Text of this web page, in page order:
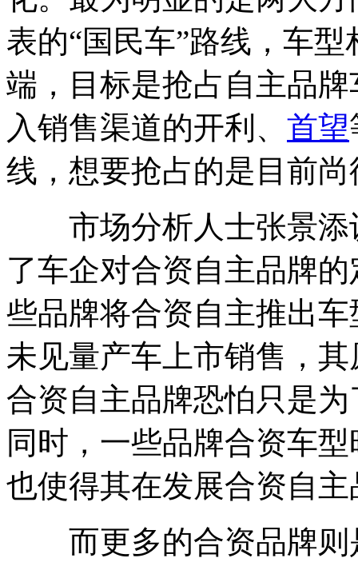
表的“国民车”路线，车
端，目标是抢占自主品
入销售渠道的开利、 首望
线，想要抢占的是目前
市场分析人士张景添
了车企对合资自主品牌
些品牌将合资自主推出
未见量产车上市销售，
合资自主品牌恐怕只是
同时，一些品牌合资车
也使得其在发展合资自
而更多的合资品牌则